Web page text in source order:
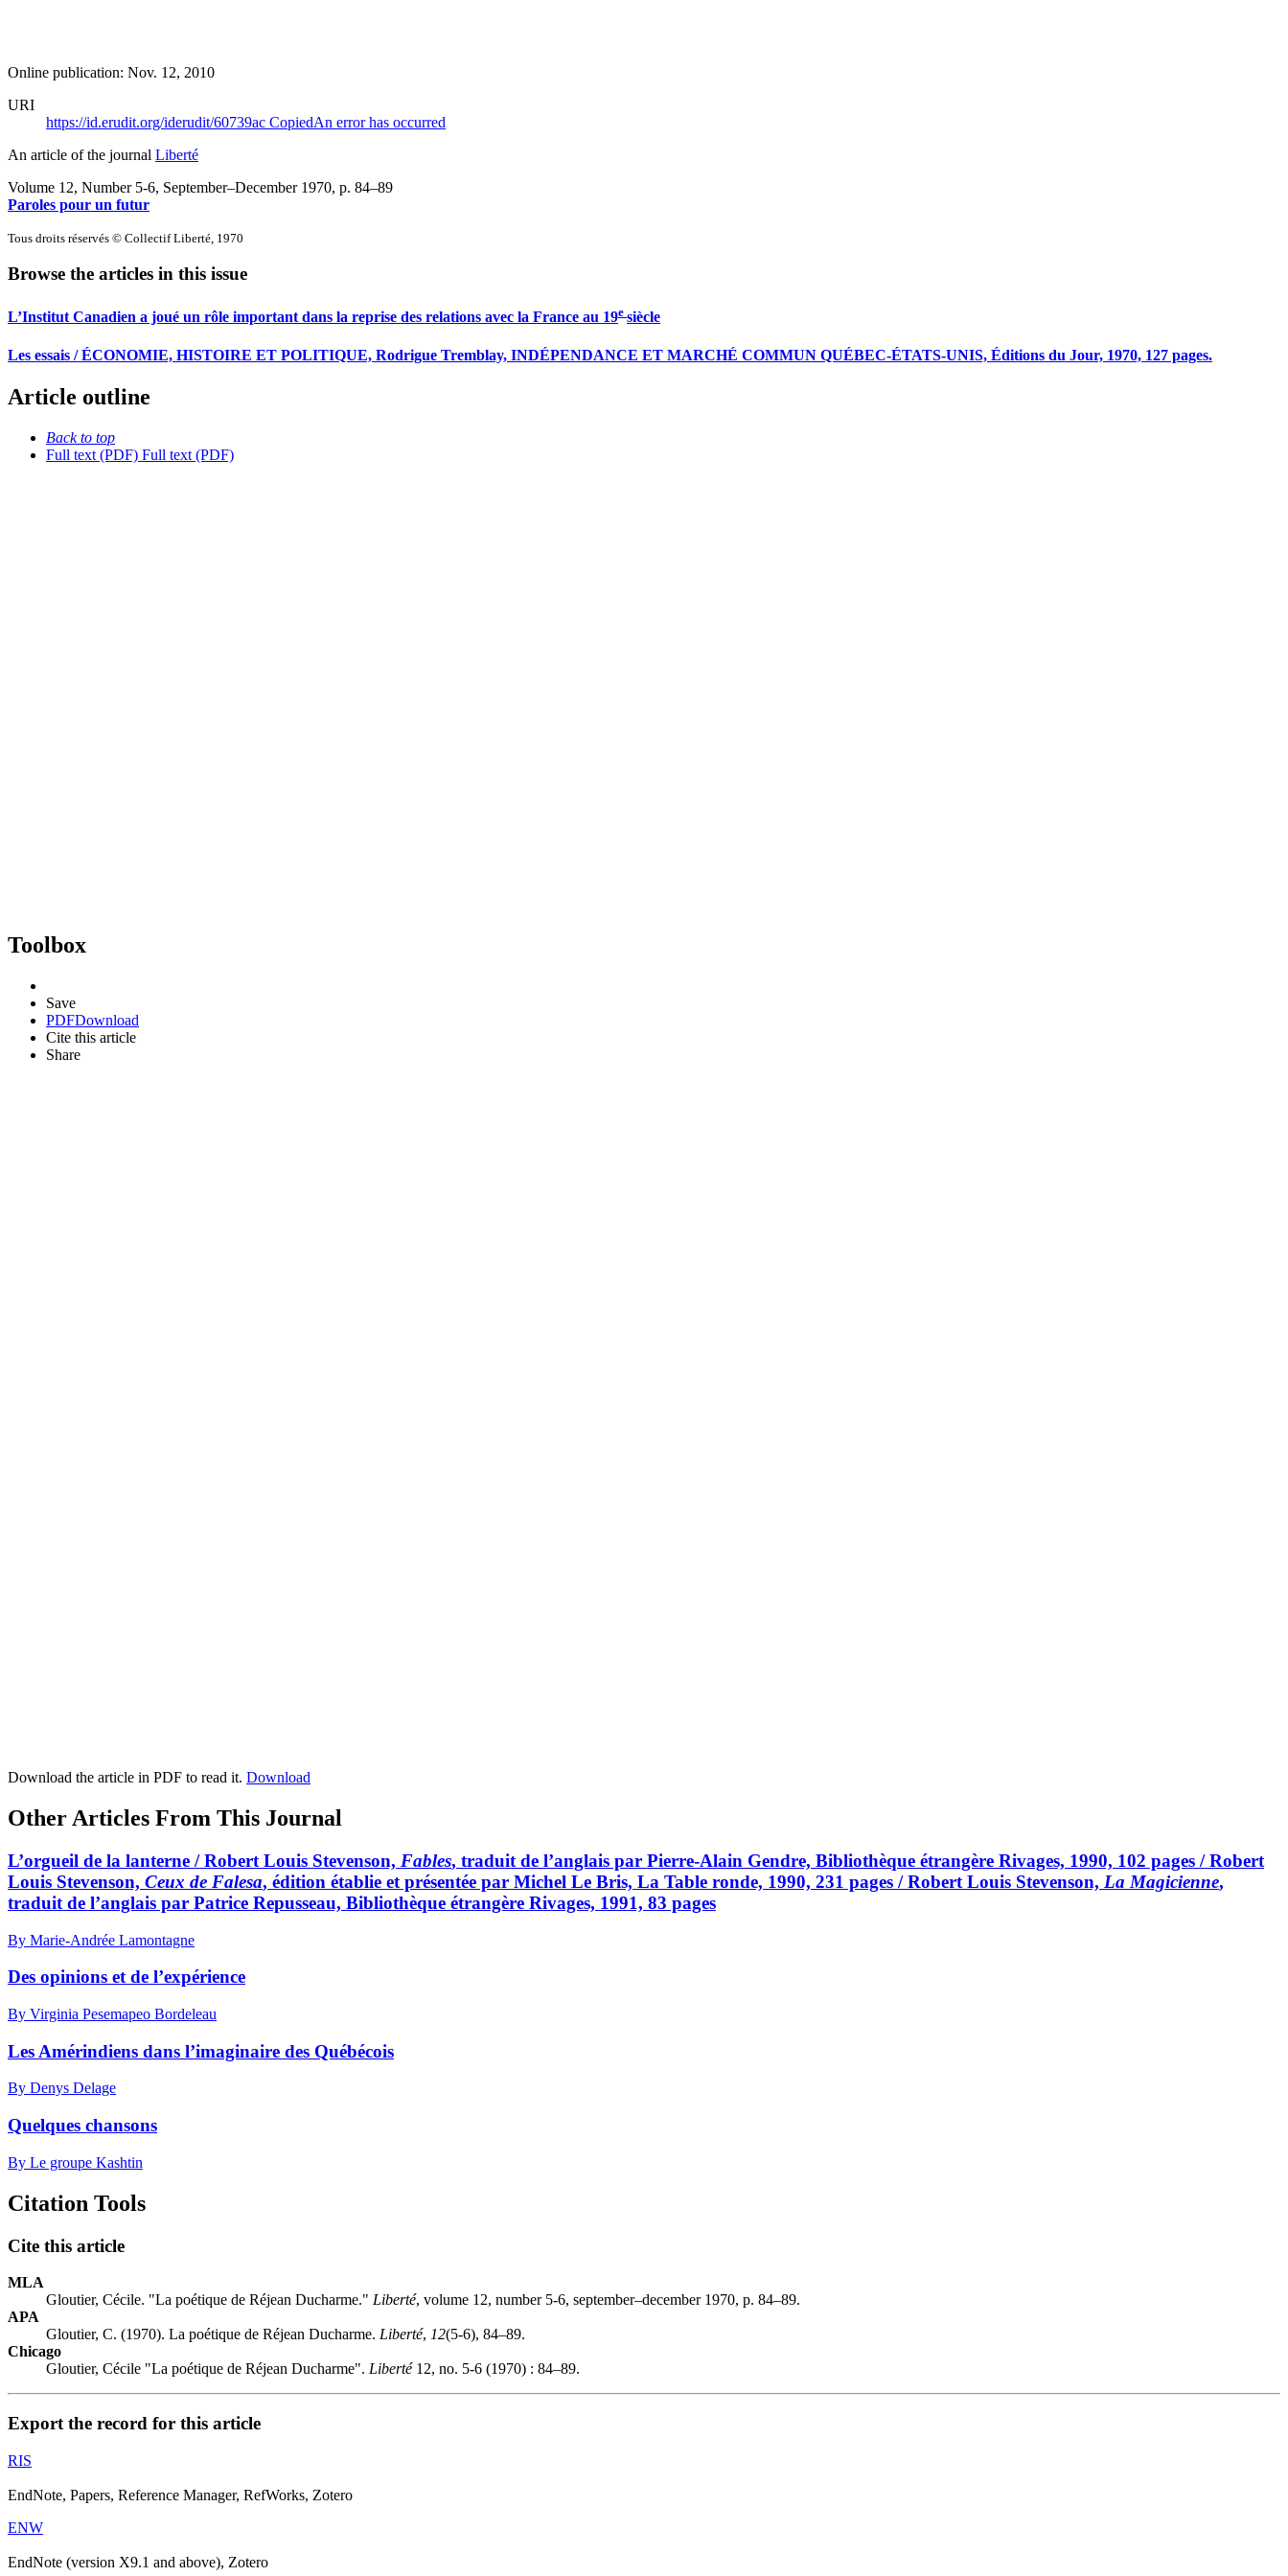
Online publication: Nov. 12, 2010
URI
https://id.erudit.org/iderudit/60739ac CopiedAn error has occurred
An article of the journal Liberté
Volume 12, Number 5-6, September–December 1970, p. 84–89
Paroles pour un futur
Tous droits réservés © Collectif Liberté, 1970
Browse the articles in this issue
L’Institut Canadien a joué un rôle important dans la reprise des relations avec la France au 19e siècle
Les essais / ÉCONOMIE, HISTOIRE ET POLITIQUE, Rodrigue Tremblay, INDÉPENDANCE ET MARCHÉ COMMUN QUÉBEC-ÉTATS-UNIS, Éditions du Jour, 1970, 127 pages.
Article outline
Back to top
Full text (PDF) Full text (PDF)
Toolbox
Save
PDFDownload
Cite this article
Share
Download the article in PDF to read it. Download
Other Articles From This Journal
L’orgueil de la lanterne / Robert Louis Stevenson, Fables, traduit de l’anglais par Pierre-Alain Gendre, Bibliothèque étrangère Rivages, 1990, 102 pages / Robert
Louis Stevenson, Ceux de Falesa, édition établie et présentée par Michel Le Bris, La Table ronde, 1990, 231 pages / Robert Louis Stevenson, La Magicienne,
traduit de l’anglais par Patrice Repusseau, Bibliothèque étrangère Rivages, 1991, 83 pages
By Marie-Andrée Lamontagne
Des opinions et de l’expérience
By Virginia Pesemapeo Bordeleau
Les Amérindiens dans l’imaginaire des Québécois
By Denys Delage
Quelques chansons
By Le groupe Kashtin
Citation Tools
Cite this article
MLA
Gloutier, Cécile. "La poétique de Réjean Ducharme." Liberté, volume 12, number 5-6, september–december 1970, p. 84–89.
APA
Gloutier, C. (1970). La poétique de Réjean Ducharme. Liberté, 12(5-6), 84–89.
Chicago
Gloutier, Cécile "La poétique de Réjean Ducharme". Liberté12, no. 5-6 (1970) : 84–89.
Export the record for this article
RIS
EndNote, Papers, Reference Manager, RefWorks, Zotero
ENW
EndNote (version X9.1 and above), Zotero